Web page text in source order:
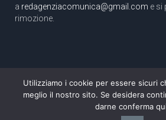
a redagenziacomunica@gmail.com e si
rimozione.
Copyright 2003 com.unica - Tutti i diritti
Aut. Tribunale di Roma N. 466/2003 dell'11/
Direttore responsabile: Pino Pelloni
Utilizziamo i cookie per essere sicuri
meglio il nostro sito. Se desidera
darne conferma